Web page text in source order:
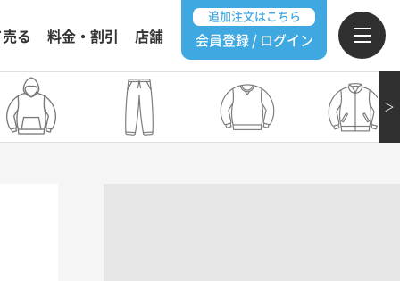
る 料金・割引 店舗
追加注文はこちら
会員登録 / ログイン
＞